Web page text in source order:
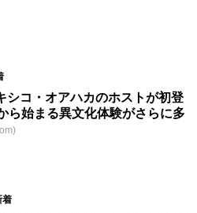
コ・オアハカのホストが初登
ら始まる異文化体験がさらに多
着